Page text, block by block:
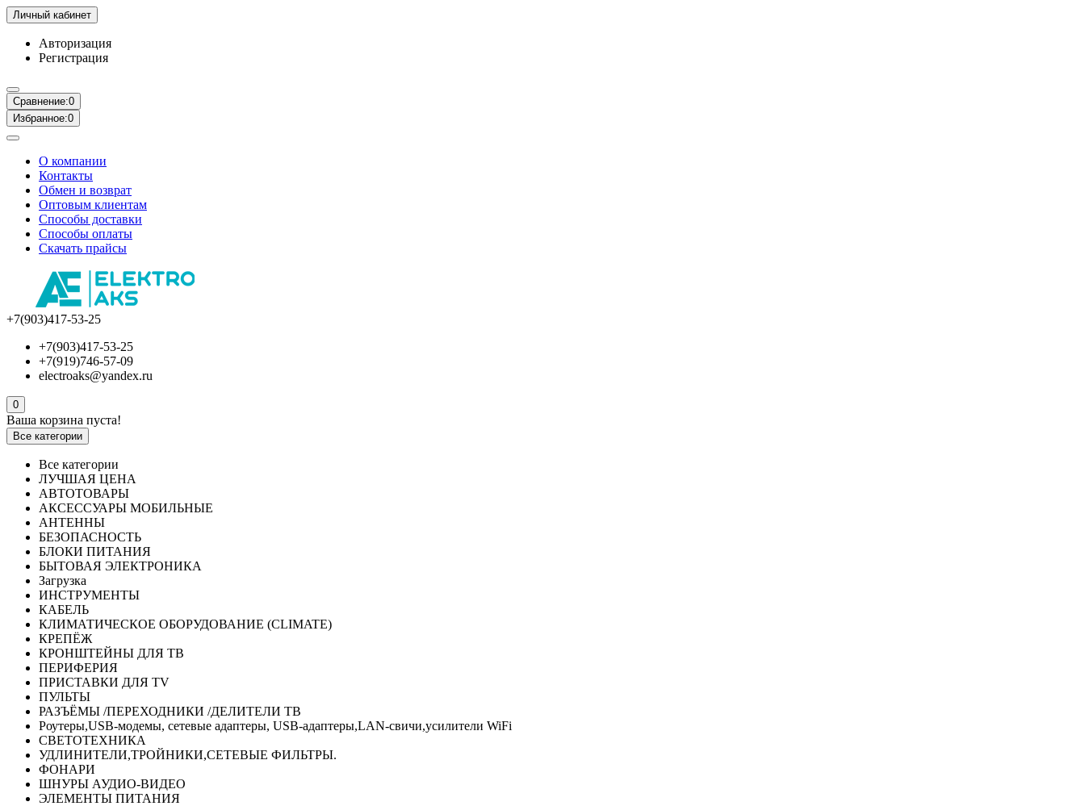
Личный кабинет
Авторизация
Регистрация
Сравнение:0
Избранное:0
О компании
Контакты
Обмен и возврат
Оптовым клиентам
Способы доставки
Способы оплаты
Скачать прайсы
+7(903)417-53-25
+7(903)417-53-25
+7(919)746-57-09
electroaks@yandex.ru
0
Ваша корзина пуста!
Все категории
Все категории
ЛУЧШАЯ ЦЕНА
АВТОТОВАРЫ
АКСЕССУАРЫ МОБИЛЬНЫЕ
АНТЕННЫ
БЕЗОПАСНОСТЬ
БЛОКИ ПИТАНИЯ
БЫТОВАЯ ЭЛЕКТРОНИКА
Загрузка
ИНСТРУМЕНТЫ
КАБЕЛЬ
КЛИМАТИЧЕСКОЕ ОБОРУДОВАНИЕ (CLIMATE)
КРЕПЁЖ
КРОНШТЕЙНЫ ДЛЯ ТВ
ПЕРИФЕРИЯ
ПРИСТАВКИ ДЛЯ TV
ПУЛЬТЫ
РАЗЪЁМЫ /ПЕРЕХОДНИКИ /ДЕЛИТЕЛИ ТВ
Роутеры,USB-модемы, сетевые адаптеры, USB-адаптеры,LAN-свичи,усилители WiFi
СВЕТОТЕХНИКА
УДЛИНИТЕЛИ,ТРОЙНИКИ,СЕТЕВЫЕ ФИЛЬТРЫ.
ФОНАРИ
ШНУРЫ АУДИО-ВИДЕО
ЭЛЕМЕНТЫ ПИТАНИЯ